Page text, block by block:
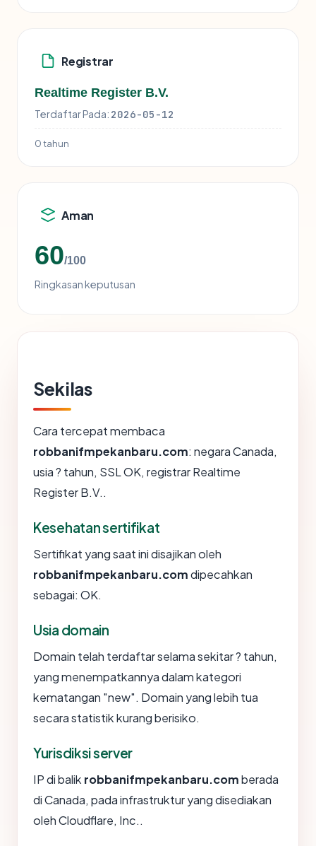
Registrar
Realtime Register B.V.
Terdaftar Pada: 2026-05-12
0 tahun
Aman
60/100
Ringkasan keputusan
Sekilas
Cara tercepat membaca
robbanifmpekanbaru.com: negara Canada,
usia ? tahun, SSL OK, registrar Realtime
Register B.V..
Kesehatan sertifikat
Sertifikat yang saat ini disajikan oleh
robbanifmpekanbaru.comdipecahkan
sebagai: OK.
Usia domain
Domain telah terdaftar selama sekitar ? tahun,
yang menempatkannya dalam kategori
kematangan "new". Domain yang lebih tua
secara statistik kurang berisiko.
Yurisdiksi server
IP di balik robbanifmpekanbaru.comberada
di Canada, pada infrastruktur yang disediakan
oleh Cloudflare, Inc..